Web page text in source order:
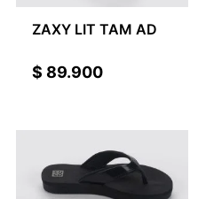
ZAXY LIT TAM AD
$ 89.900